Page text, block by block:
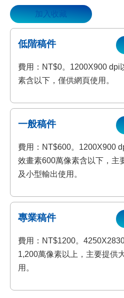
加入收藏
低階稿件
費用：NT$0。1200X900 dpi
素含以下，僅供網頁使用。
一般稿件
費用：NT$600。1200X900
效畫素600萬像素含以下，主
及小型輸出使用。
專業稿件
費用：NT$1200。
1,200萬像素以上，主要提供
用。